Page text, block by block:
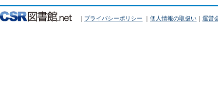
｜ プライバシーポリシー ｜ 個人情報の取扱い ｜ 運営